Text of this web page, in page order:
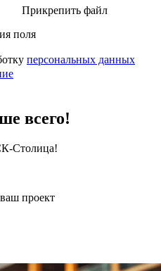
Прикрепить файл
поля
персональных данных
всего!
Столица!
проект